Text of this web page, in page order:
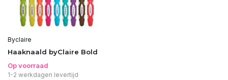
Byclaire
Haaknaald byClaire Bold
Op voorraad
1-2 werkdagen levertijd